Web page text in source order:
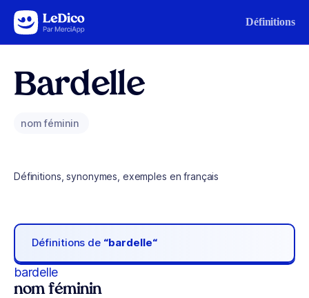
Aller au contenu Définitions
Bardelle
nom féminin
Définitions, synonymes, exemples en français
Définitions de “bardelle“
bardelle
nom féminin